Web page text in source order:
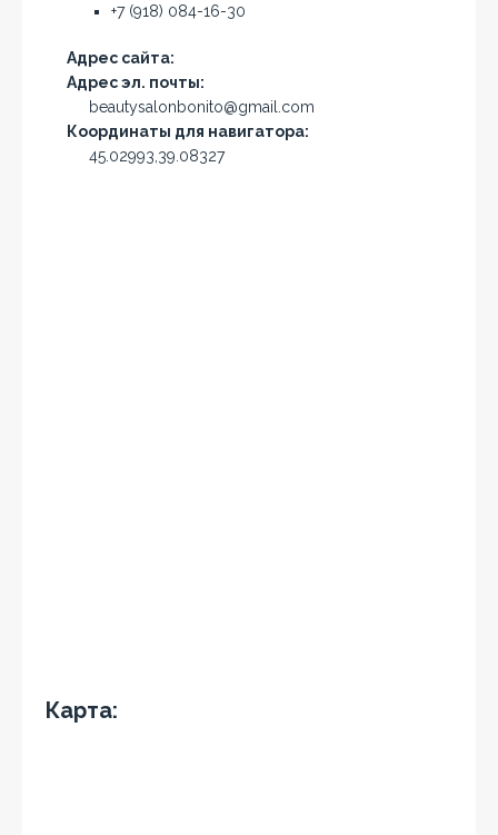
+7 (918) 084-16-30
Адрес сайта:
Адрес эл. почты:
beautysalonbonito@gmail.com
Координаты для навигатора:
45.02993,39.08327
Карта: